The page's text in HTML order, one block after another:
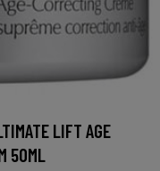
LIFT AGE
50ML